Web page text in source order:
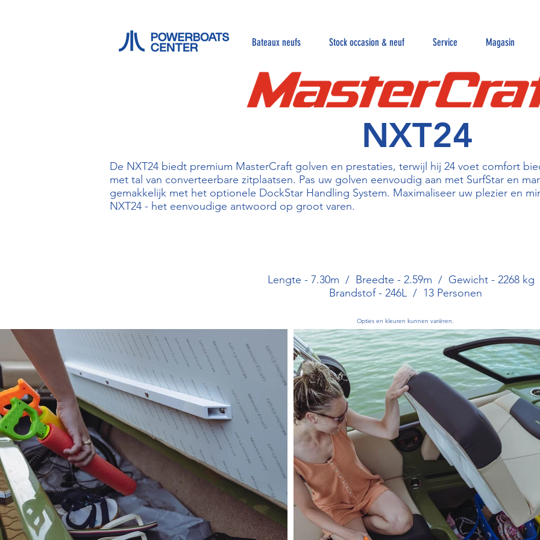
Bateaux neufs Stock occasion & neuf Service Magasin
NXT24
De NXT24 biedt premium MasterCraft golven en prestaties, terwijl hij 24 voet comfort
met tal van converteerbare zitplaatsen. Pas uw golven eenvoudig aan met SurfStar en
gemakkelijk met het optionele DockStar Handling System. Maximaliseer uw plezier en
NXT24 - het eenvoudige antwoord op groot varen.
Lengte - 7.30m / Breedte - 2.59m / Gewicht - 2268
Brandstof - 246L / 13 Personen
Opties en kleuren kunnen variëren.